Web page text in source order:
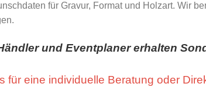
für Gravur, Format und Holzart. Wir
und Eventplaner erhalten
für eine individuelle Beratung oder